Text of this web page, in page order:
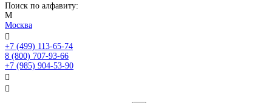
Поиск по алфавиту:
М
Москва

+7 (499) 113-65-74
8 (800) 707-93-66
+7 (985) 904-53-90

